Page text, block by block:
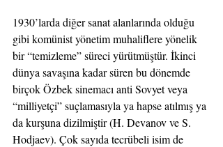
1930’larda diğer sanat alanlarında olduğu
gibi komünist yönetim muhaliflere yönelik
bir “temizleme” süreci yürütmüştür. İkinci
dünya savaşına kadar süren bu dönemde
birçok Özbek sinemacı anti Sovyet veya
“milliyetçi” suçlamasıyla ya hapse atılmış ya
da kurşuna dizilmiştir (H. Devanov ve S.
Hodjaev). Çok sayıda tecrübeli isim de